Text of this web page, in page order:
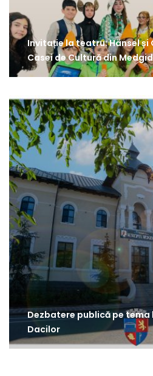
Invitație la teatru: Hänsel și
Casei de Cultură din
Dezbatere publică pe
Dacilor